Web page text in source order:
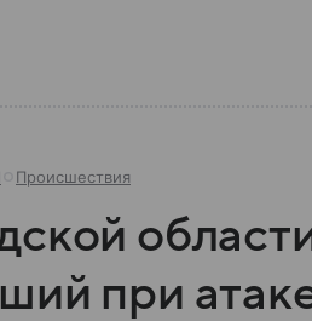
Происшествия
при